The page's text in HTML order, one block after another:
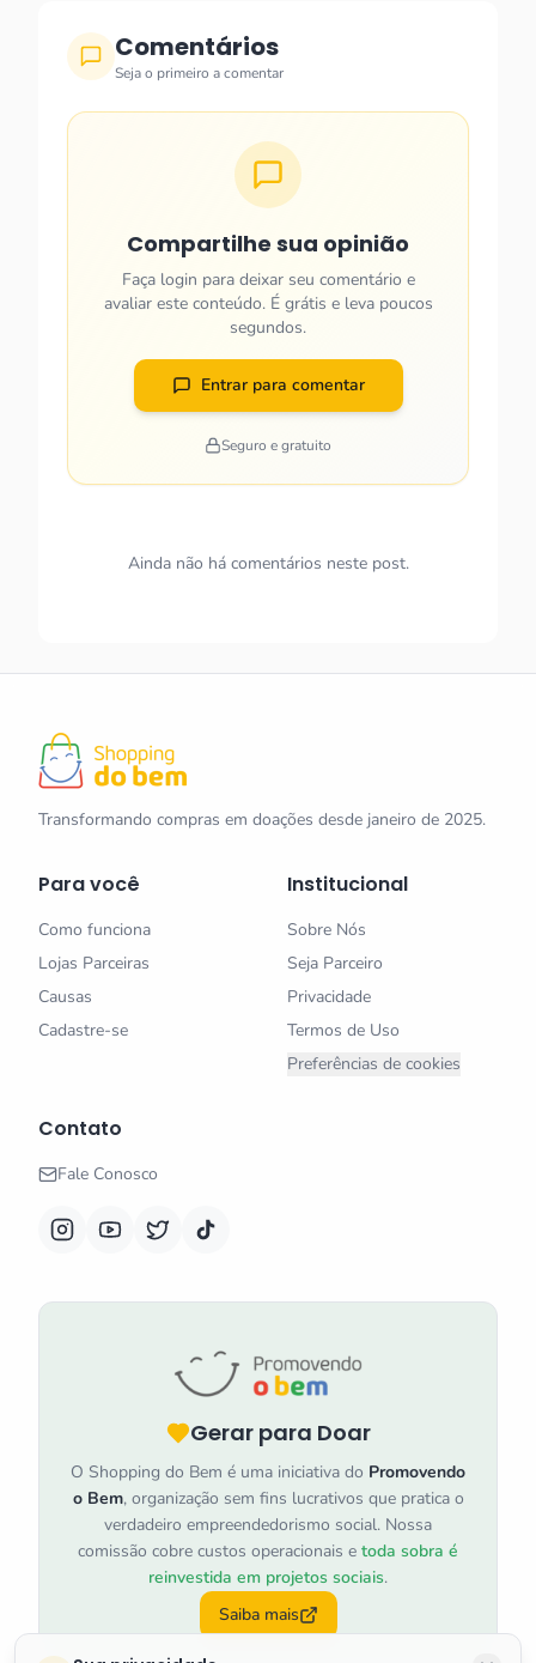
Comentários
Seja o primeiro a comentar
Compartilhe sua opinião
Faça login para deixar seu comentário e
avaliar este conteúdo. É grátis e leva poucos
segundos.
Entrar para comentar
Seguro e gratuito
Ainda não há comentários neste post.
Transformando compras em doações desde janeiro de 2025.
Para você
Como funciona
Lojas Parceiras
Causas
Cadastre-se
Institucional
Sobre Nós
Seja Parceiro
Privacidade
Termos de Uso
Preferências de cookies
Contato
Fale Conosco
Gerar para Doar
O Shopping do Bem é uma iniciativa do Promovendo
o Bem, organização sem fins lucrativos que pratica o
verdadeiro empreendedorismo social. Nossa
comissão cobre custos operacionais e toda sobra é
reinvestida em projetos sociais.
Saiba mais